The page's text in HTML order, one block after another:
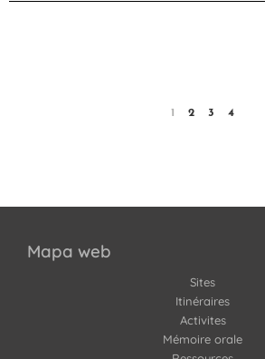
1 2 3 4
Mapa web
Sites
Itinéraires
Activites
Mémoire orale